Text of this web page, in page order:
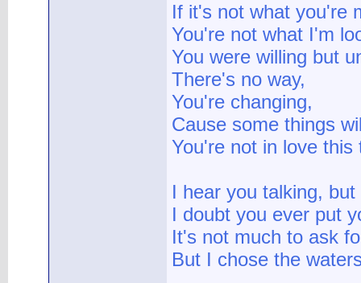
If it's not what you're
You're not what I'm
You were willing but
There's no way,
You're changing,
Cause some things
You're not in love
I hear you talking,
I doubt you ever put
It's not much to ask
But I chose the